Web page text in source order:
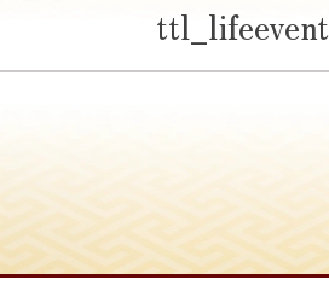
ttl_lifeevent